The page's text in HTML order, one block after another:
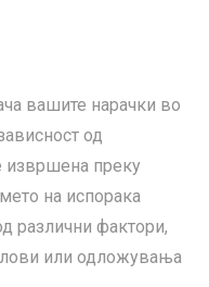
вашите нарачки во
од
извршена преку
на испорака
различни фактори,
или одложувања